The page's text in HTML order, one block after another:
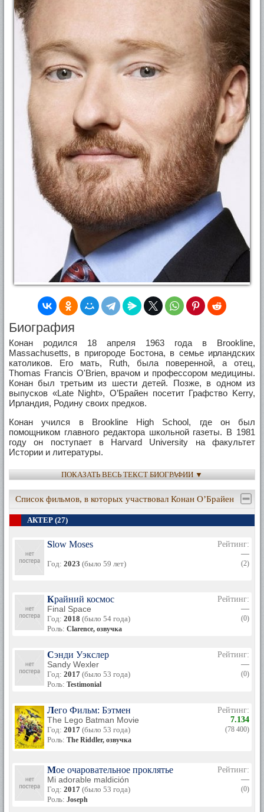
Биография
Конан родился 18 апреля 1963 года в Brookline,
Massachusetts, в пригороде Бостона, в семье ирландских
католиков. Его мать, Ruth, была поверенной, а отец,
Thomas Francis O'Brien, врачом и профессором медицины.
Конан был третьим из шести детей. Позже, в одном из
выпусков «Late Night», О’Брайен посетит Графство Kerry,
Ирландия, Родину своих предков.
Конан учился в Brookline High School, где он был
помощником главного редактора школьной газеты. В 1981
году он поступает в Harvard University на факультет
Истории и литературы.
После успешного окончания Университета в 1985 году
Конан едет в Лос-Анджелес. На протяжении двух лет он
работает в «Not Necessarily the News». В январе 1988 года
исполнительный продюсер «Saturday Night Live», Lorne
качестве автора проекта. За три года работы на «SNL»
«The Girl Watchers». Он также был соавтором скетча «Nude
Beach» (с Robert Smigel). О’Брайен с несколькими
коллегами (авторами на «SNL») пробует себя в комедийном
жанре на шоу «Happy Happy Good Show» в Чикаго. В 1989
(«Выдающееся Комедийное Письмо»). О’Брайен, как и
многие авторы «SNL», появляется в кадре, исполняя
незначительную роль швейцара в скетче Тома Хэнкса.
продюсером «The Simpsons».
В 1993 году Конан стал ведущим «Late Night». Первые два-
три года его ра боты получили неблагоприятные
критические отзывы. Говорили, что он был чересчур
появляться поклонники, фанаты.
В 1996 году он с другими авторами был номинирован на
«Эмми» как «Best Writing in a Comedy or Variety Series»
(«Лучший Комический Писатель»).
В 2001 О’Брайен создает свою телевизионную компанию
«Conaco».
После встречи с финским актером Lauri Nurkse в октябре
2005 года оказалось, что Брайен очень популярен в
ПОКАЗАТЬ ВЕСЬ ТЕКСТ БИОГРАФИИ ▼
Список фильмов, в которых участвовал Конан О’Брайен
АКТЕР (27)
Slow Moses
Год: 2023 (было 59 лет)
Рейтинг:
—
(2)
Крайний космос
Final Space
Год: 2018 (было 54 года)
Роль: Clarence, озвучка
Рейтинг:
—
(0)
Сэнди Уэкслер
Sandy Wexler
Год: 2017 (было 53 года)
Роль: Testimonial
Рейтинг:
—
(0)
Лего Фильм: Бэтмен
The Lego Batman Movie
Год: 2017 (было 53 года)
Роль: The Riddler, озвучка
Рейтинг:
7.134
(78 400)
Мое очаровательное проклятье
Mi adorable maldición
Год: 2017 (было 53 года)
Роль: Joseph
Рейтинг:
—
(0)